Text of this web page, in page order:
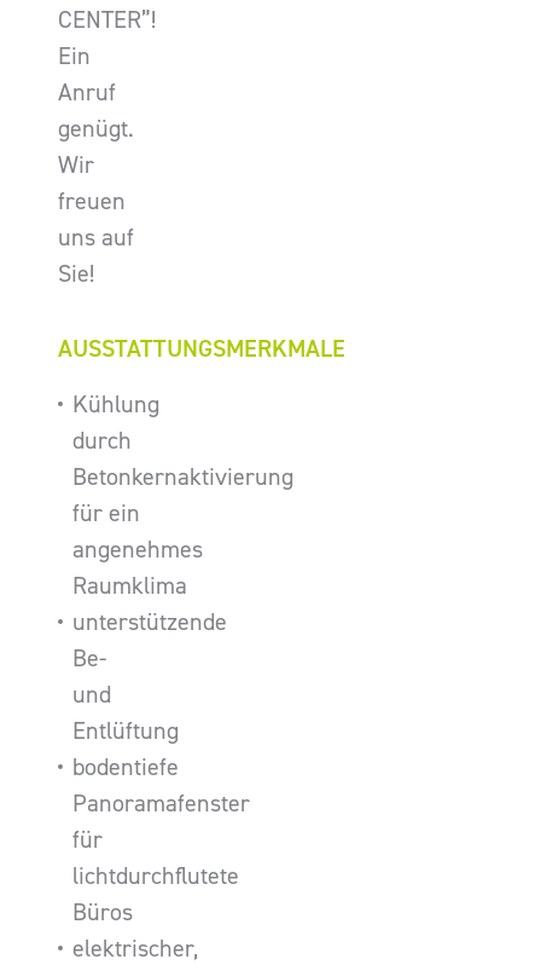
CENTER”!
Ein
Anruf
genügt.
Wir
freuen
uns auf
Sie!
AUSSTATTUNGSMERKMALE
Kühlung
durch
Betonkernaktivierung
für ein
angenehmes
Raumklima
unterstützende
Be-
und
Entlüftung
bodentiefe
Panoramafenster
für
lichtdurchflutete
Büros
elektrischer,